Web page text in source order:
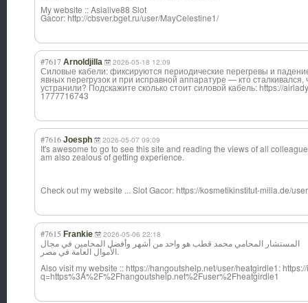
My website :: Asialive88 Slot
Gacor: http://cbsver.bget.ru/user/MayCelestine1/
#7617 Arnoldjilla 2026-05-18 12:09
Силовые кабели: фиксируются периодические перегревы и
явных перегрузок и при исправной аппаратуре — кто сталкивался,
устранили? Подскажите сколько стоит силовой кабель: https://
1777716743
#7616 Joesph 2026-05-07 09:09
It's awesome to go to see this site and reading the views of all
am also zealous of getting experience.
Check out my website ... Slot Gacor: https://kosmetikinstitut-milla.de/
#7615 Frankie 2026-05-06 22:18
المستشار المحامي محمد قطب هو واحد من أشهر وأفضل المحامين في مجال
الأموال العامة في مصر.
Also visit my website :: https://hangoutshelp.net/user/heatgirdle1:
q=https%3A%2F%2Fhangoutshelp.net%2Fuser%2Fheatgirdle1